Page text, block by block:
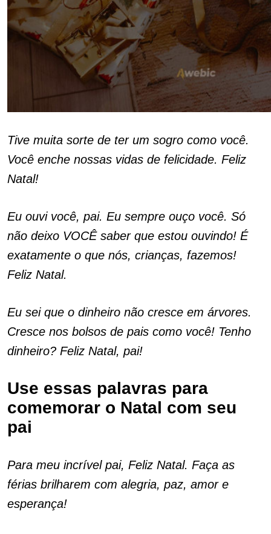
Tive muita sorte de ter um sogro como você.
Você enche nossas vidas de felicidade. Feliz
Natal!
Eu ouvi você, pai. Eu sempre ouço você. Só
não deixo VOCÊ saber que estou ouvindo! É
exatamente o que nós, crianças, fazemos!
Feliz Natal.
Eu sei que o dinheiro não cresce em árvores.
Cresce nos bolsos de pais como você! Tenho
dinheiro? Feliz Natal, pai!
Use essas palavras para
comemorar o Natal com seu
pai
Para meu incrível pai, Feliz Natal. Faça as
férias brilharem com alegria, paz, amor e
esperança!